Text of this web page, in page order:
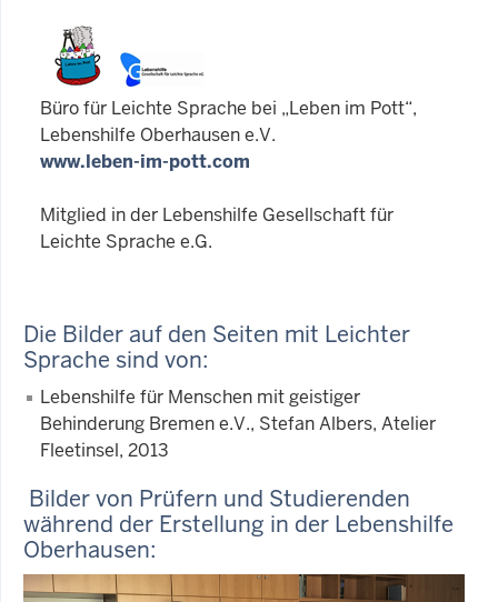
Büro für Leichte Sprache bei „Leben im Pott“,
Lebenshilfe Oberhausen e.V.
www.leben-im-pott.com
Mitglied in der Lebenshilfe Gesellschaft für
Leichte Sprache e.G.
Die Bilder auf den Seiten mit Leichter
Sprache sind von:
Lebenshilfe für Menschen mit geistiger
Behinderung Bremen e.V., Stefan Albers, Atelier
Fleetinsel, 2013
Bilder von Prüfern und Studierenden
während der Erstellung in der Lebenshilfe
Oberhausen: